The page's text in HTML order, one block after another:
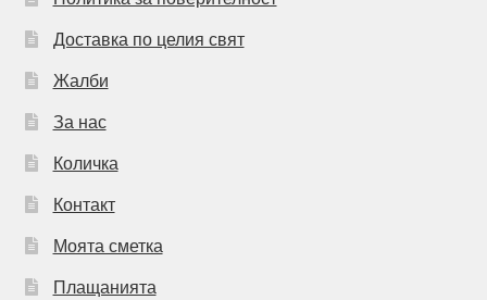
Доставка по целия свят
Жалби
За нас
Количка
Контакт
Моята сметка
Плащанията